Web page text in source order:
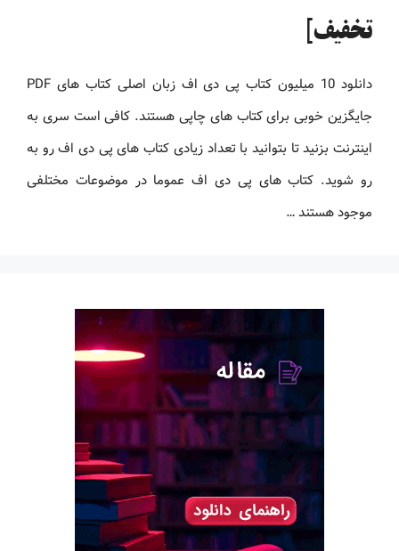
تخفیف]
دانلود 10 میلیون کتاب پی دی اف زبان اصلی کتاب های PDF
جایگزین خوبی برای کتاب های چاپی هستند. کافی است سری به
اینترنت بزنید تا بتوانید با تعداد زیادی کتاب های پی دی اف رو به
رو شوید. کتاب های پی دی اف عموما در موضوعات مختلفی
موجود هستند …